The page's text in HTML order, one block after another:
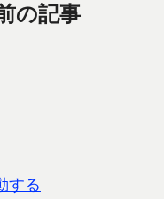
の記事
する